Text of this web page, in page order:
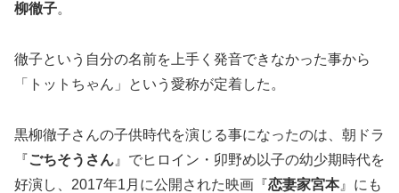
柳徹子。
徹子という自分の名前を上手く発音できなかった事から
「トットちゃん」という愛称が定着した。
黒柳徹子さんの子供時代を演じる事になったのは、朝ドラ
『ごちそうさん 』でヒロイン・卯野め以子の幼少期時代を
好演し、2017年1月に公開された映画『恋妻家宮本』にも